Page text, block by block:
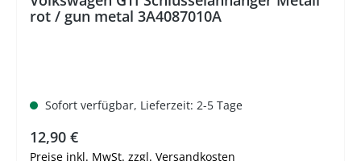
rot / gun metal 3A4087010A
Sofort verfügbar, Lieferzeit: 2-5 Tage
Regulärer Preis:
12,90 €
Preise inkl. MwSt. zzgl. Versandkosten